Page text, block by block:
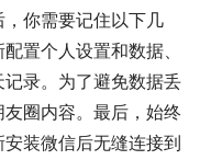
你需要记住以下几
置个人设置和数据、
录。为了避免数据丢
圈内容。最后，始终
装微信后无缝连接到